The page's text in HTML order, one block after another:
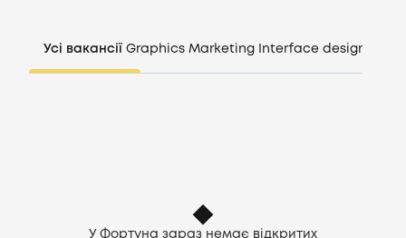
Усі вакансії Graphics Marketing Interface design
У Фортуна зараз немає відкритих